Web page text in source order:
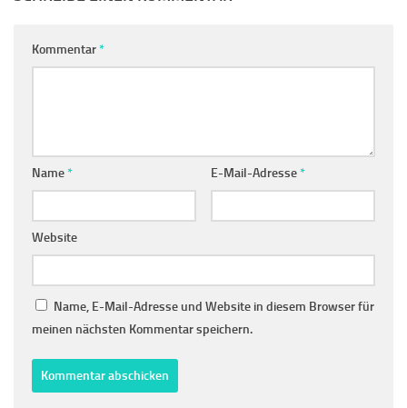
Kommentar*
Name* E-Mail-Adresse*
Website
Name, E-Mail-Adresse und Website in diesem Browser für
meinen nächsten Kommentar speichern.